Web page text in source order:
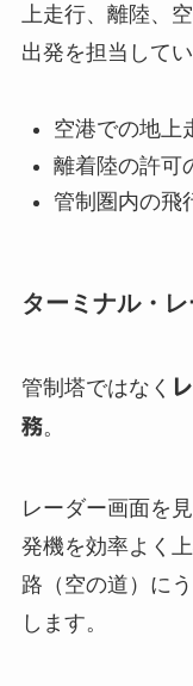
上走行、離陸、
出発を担当してい
空港での地上
離着陸の許可
管制圏内の飛
ターミナル・
管制塔ではなく
務。
レーダー画面を
発機を効率よく
路（空の道）に
します。